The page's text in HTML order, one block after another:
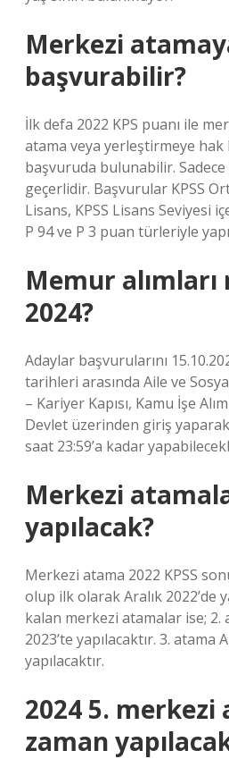
Merkezi
başvurabilir?
İlk defa 2022 KPS puanı ile
atama veya yerleştirmeye
başvuruda bulunabilir. Sadece
geçerlidir. Başvurular KPSS
Lisans, KPSS Lisans Seviyesi
P 94 ve P 3 puan türleriyle
Memur alımları
2024?
Adaylar başvurularını
tarihleri ​​arasında Aile ve
– Kariyer Kapısı, Kamu İşe
Devlet üzerinden giriş
saat 23:59’a kadar
Merkezi
yapılacak?
Merkezi atama 2022 KPSS
olup ilk olarak Aralık 2022’de
kalan merkezi atamalar ise; 2.
2023’te yapılacaktır. 3. atama
yapılacaktır.
2024 5. merkezi
zaman